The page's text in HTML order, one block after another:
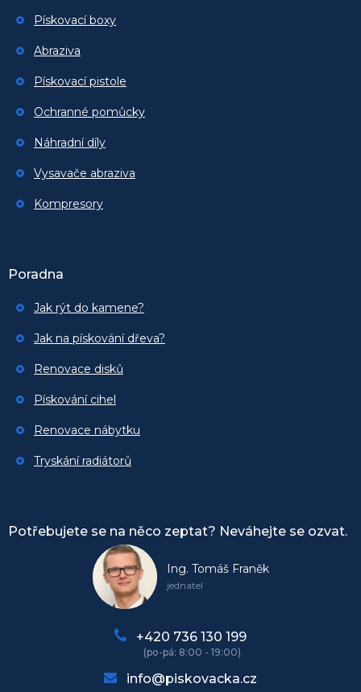
Pískovací boxy
Abraziva
Pískovací pistole
Ochranné pomůcky
Náhradní díly
Vysavače abraziva
Kompresory
Poradna
Jak rýt do kamene?
Jak na pískování dřeva?
Renovace disků
Pískování cihel
Renovace nábytku
Tryskání radiátorů
Potřebujete se na něco zeptat? Neváhejte se ozvat.
Ing. Tomáš Franěk
jednatel
+420 736 130 199
info@piskovacka.cz